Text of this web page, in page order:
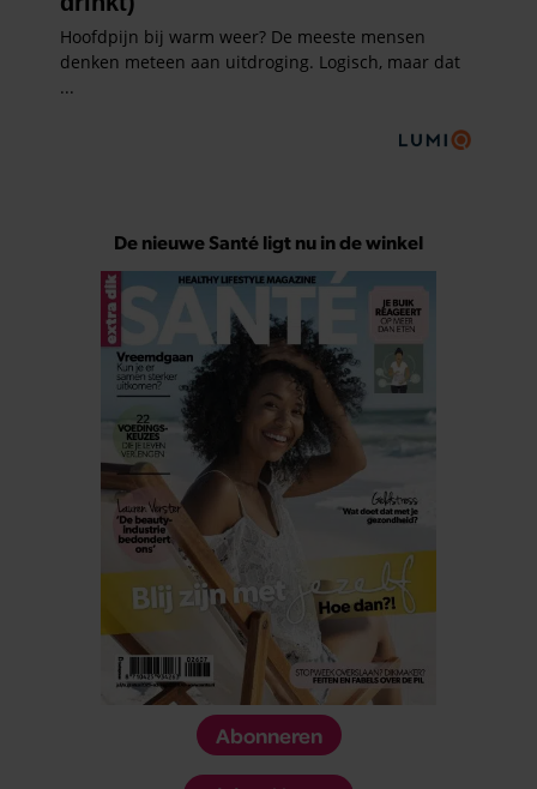
De nieuwe Santé ligt nu in de winkel
Abonneren